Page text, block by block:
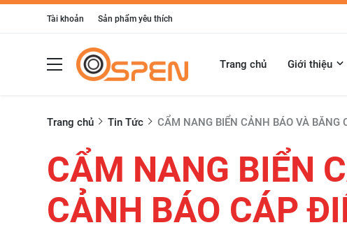
Tài khoản Sản phẩm yêu thích
Trang chủ Giới thiệu
Trang chủ Tin Tức CẨM NANG BIỂN CẢNH BÁO VÀ
CẨM NANG BIỂN
CẢNH BÁO CÁP